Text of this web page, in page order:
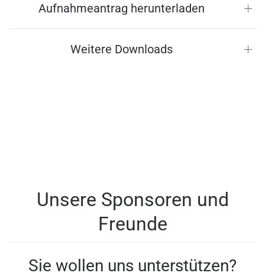
Aufnahmeantrag herunterladen
Weitere Downloads
Unsere Sponsoren und
Freunde
Sie wollen uns unterstützen?